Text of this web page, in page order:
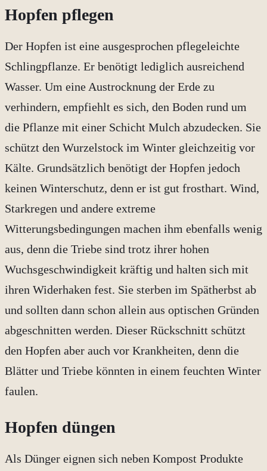
Hopfen pflegen
Der Hopfen ist eine ausgesprochen pflegeleichte
Schlingpflanze. Er benötigt lediglich ausreichend
Wasser. Um eine Austrocknung der Erde zu
verhindern, empfiehlt es sich, den Boden rund um
die Pflanze mit einer Schicht Mulch abzudecken. Sie
schützt den Wurzelstock im Winter gleichzeitig vor
Kälte. Grundsätzlich benötigt der Hopfen jedoch
keinen Winterschutz, denn er ist gut frosthart. Wind,
Starkregen und andere extreme
Witterungsbedingungen machen ihm ebenfalls wenig
aus, denn die Triebe sind trotz ihrer hohen
Wuchsgeschwindigkeit kräftig und halten sich mit
ihren Widerhaken fest. Sie sterben im Spätherbst ab
und sollten dann schon allein aus optischen Gründen
abgeschnitten werden. Dieser Rückschnitt schützt
den Hopfen aber auch vor Krankheiten, denn die
Blätter und Triebe könnten in einem feuchten Winter
faulen.
Hopfen düngen
Als Dünger eignen sich neben Kompost Produkte